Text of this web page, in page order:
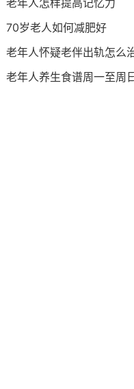
老年人怎样提高记忆力
70岁老人如何减肥好
老年人怀疑老伴出轨怎么
老年人养生食谱周一至周